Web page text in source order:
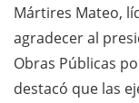
Mártires Mateo,
agradecer al
Obras Públicas
destacó que las